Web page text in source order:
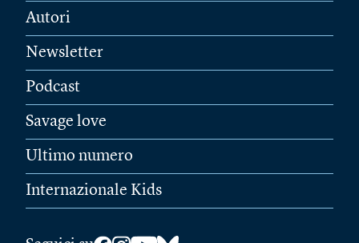
Autori
Newsletter
Podcast
Savage love
Ultimo numero
Internazionale Kids